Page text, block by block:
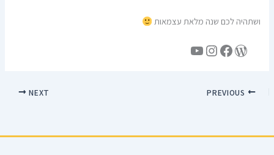
ושתהיה לכם שנה מלאת עצמאות
NEXT